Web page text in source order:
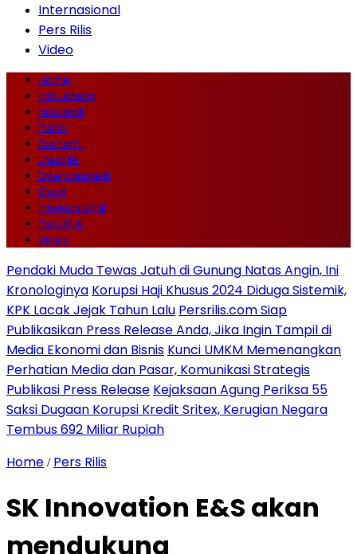
Internasional
Pers Rilis
Video
Home
Info Jateng
Nasional
Politik
Ekonomi
Lifestyle
Entertainment
Sport
Internasional
Pers Rilis
Video
Pendaki Muda Tewas Jatuh di Gunung Natas Angin, Ini
Kronologinya Korupsi Haji Khusus 2024 Diduga Sistemik,
KPK Lacak Jejak Tahun Lalu Persrilis.com Siap
Publikasikan Press Release Anda, Jika Ingin Tampil di
Media Ekonomi dan Bisnis Kunci UMKM Memenangkan
Perhatian Media dan Pasar, Komunikasi Strategis
Publikasi Press Release Kejaksaan Agung Periksa 55
Saksi Dugaan Korupsi Kredit Sritex, Kerugian Negara
Tembus 692 Miliar Rupiah
Home / Pers Rilis
SK Innovation E&S akan
mendukung